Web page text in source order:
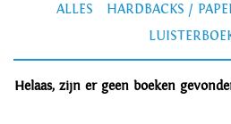
ALLES HARDBACKS /
Helaas, zijn er geen boeken